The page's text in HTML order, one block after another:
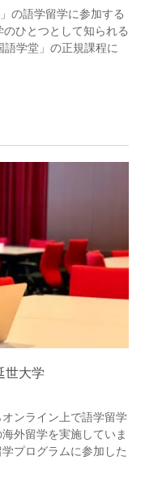
の語学留学に参加する
ひとつとして知られる
学堂」の正規課程に
世大学
ンライン上で語学留学
外留学を実施していま
プログラムに参加した